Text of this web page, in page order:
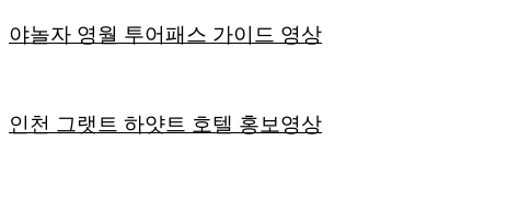
야놀자 영월 투어패스 가이드 영상
인천 그랫트 하얏트 호텔 홍보영상